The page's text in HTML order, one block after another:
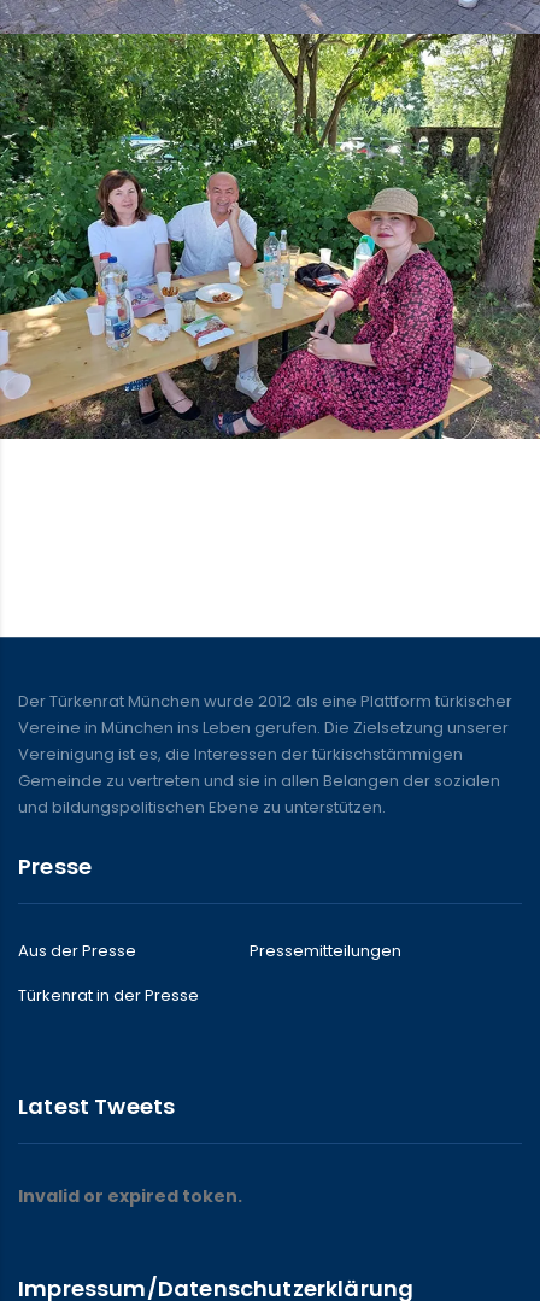
Der Türkenrat München wurde 2012 als eine Plattform türkischer
Vereine in München ins Leben gerufen. Die Zielsetzung unserer
Vereinigung ist es, die Interessen der türkischstämmigen
Gemeinde zu vertreten und sie in allen Belangen der sozialen
und bildungspolitischen Ebene zu unterstützen.
Presse
Aus der Presse
Pressemitteilungen
Türkenrat in der Presse
Latest Tweets
Invalid or expired token.
Impressum/Datenschutzerklärung